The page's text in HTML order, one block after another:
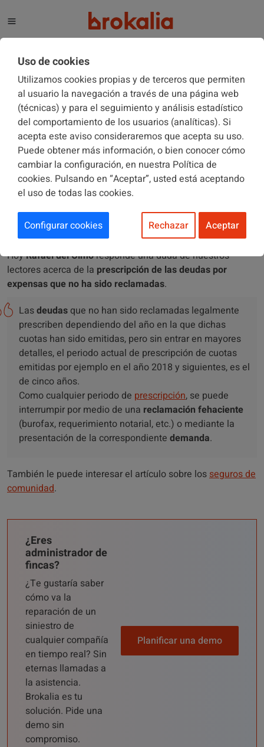
El blog de Brokalia
EL "RINCÓN DEL EXPERTO" 06/02/2019
¿Las deudas por expensas que no
han sido reclamadas legalmente
prescriben?
HoyRafael del Olmoresponde una duda de nuestros
lectores acerca de la prescripción de las deudas por
expensas que no ha sido reclamadas.
Lasdeudas que no han sido reclamadas legalmente
prescriben dependiendo del año en la que dichas
cuotas han sido emitidas, pero sin entrar en mayores
detalles, el periodo actual de prescripción de cuotas
emitidas por ejemplo en el año 2018 y siguientes, es el
de cinco años.
Como cualquier periodo de prescripción, se puede
interrumpir por medio de una reclamación fehaciente
(burofax, requerimiento notarial, etc.) o mediante la
presentación de la correspondiente demanda.
También le puede interesar el artículo sobre losseguros de
comunidad.
¿Eres
administrador de
fincas?
¿Te gustaría saber
cómo va la
reparación de un
siniestro de
cualquier compañía
en tiempo real? Sin
eternas llamadas a
la asistencia.
Brokalia es tu
solución. Pide una
demo sin
compromiso.
Planificar una demo
Uso de cookies
Utilizamos cookies propias y de terceros que permiten
al usuario la navegación a través de una página web
(técnicas) y para el seguimiento y análisis estadístico
del comportamiento de los usuarios (analíticas). Si
acepta este aviso consideraremos que acepta su uso.
Puede obtener más información, o bien conocer cómo
cambiar la configuración, en nuestra Política de
cookies. Pulsando en “Aceptar”, usted está aceptando
el uso de todas las cookies.
Configurar cookies Rechazar Aceptar